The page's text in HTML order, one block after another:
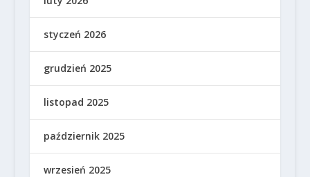
styczeń 2026
grudzień 2025
listopad 2025
październik 2025
wrzesień 2025